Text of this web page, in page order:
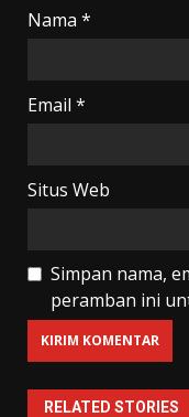
Nama *
Email *
Situs Web
Simpan nama,
peramban ini
RELATED STORIES